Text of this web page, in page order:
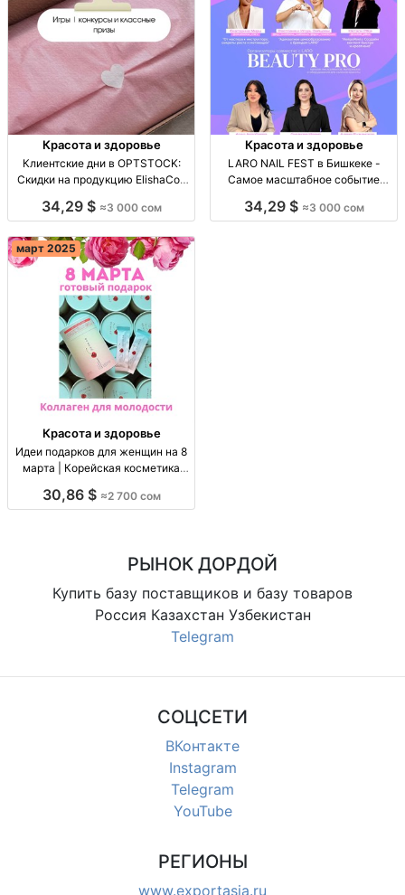
Красота и здоровье
Клиентские дни в OPTSTOCK:
Скидки на продукцию ElishaCoy
23-24 Окт; Скидки на ElishaCoy;
34,29 $ ≈3 000 сом
Красота и здоровье
LARO NAIL FEST в Бишкеке -
Самое масштабное событие
20 окт, TECHNOPARK, Бишкек.
34,29 $ ≈3 000 сом
март 2025
Красота и здоровье
Идеи подарков для женщин на 8
марта | Корейская косметика
подарки для 8 марта! Наборы от
30,86 $ ≈2 700 сом
РЫНОК ДОРДОЙ
Купить базу поставщиков и базу товаров
Россия Казахстан Узбекистан
Telegram
СОЦСЕТИ
ВКонтакте
Instagram
Telegram
YouTube
РЕГИОНЫ
www.exportasia.ru